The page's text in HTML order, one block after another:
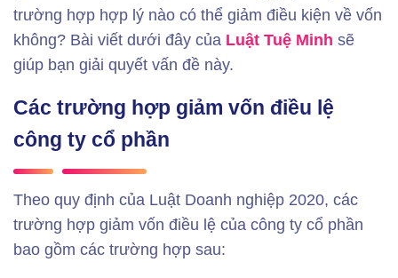
trường hợp hợp lý nào có thể giảm điều kiện về vốn
không? Bài viết dưới đây của Luật Tuệ Minh sẽ
giúp bạn giải quyết vấn đề này.
Các trường hợp giảm vốn điều lệ
công ty cổ phần
Theo quy định của Luật Doanh nghiệp 2020, các
trường hợp giảm vốn điều lệ của công ty cổ phần
bao gồm các trường hợp sau: